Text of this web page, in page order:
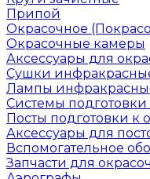
Припой
Окрасочное
Окрасочные камеры
Аксессуары для
Сушки
Лампы
Системы подготовки
Посты подготовки к
Аксессуары для
Вспомогательное
Запчасти для